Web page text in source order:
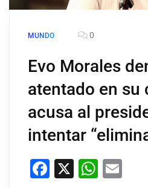
MUNDO 0
Evo Morales
atentado en su
acusa al
intentar
Facebook
X